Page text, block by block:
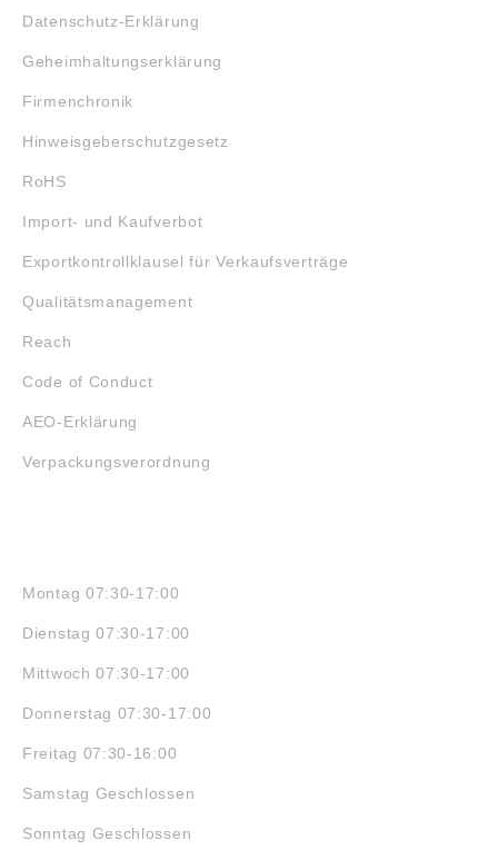
Datenschutz-Erklärung
Geheimhaltungserklärung
Firmenchronik
Hinweisgeberschutzgesetz
RoHS
Import- und Kaufverbot
Exportkontrollklausel für Verkaufsverträge
Qualitätsmanagement
Reach
Code of Conduct
AEO-Erklärung
Verpackungsverordnung
Montag 07:30-17:00
Dienstag 07:30-17:00
Mittwoch 07:30-17:00
Donnerstag 07:30-17:00
Freitag 07:30-16:00
Samstag Geschlossen
Sonntag Geschlossen